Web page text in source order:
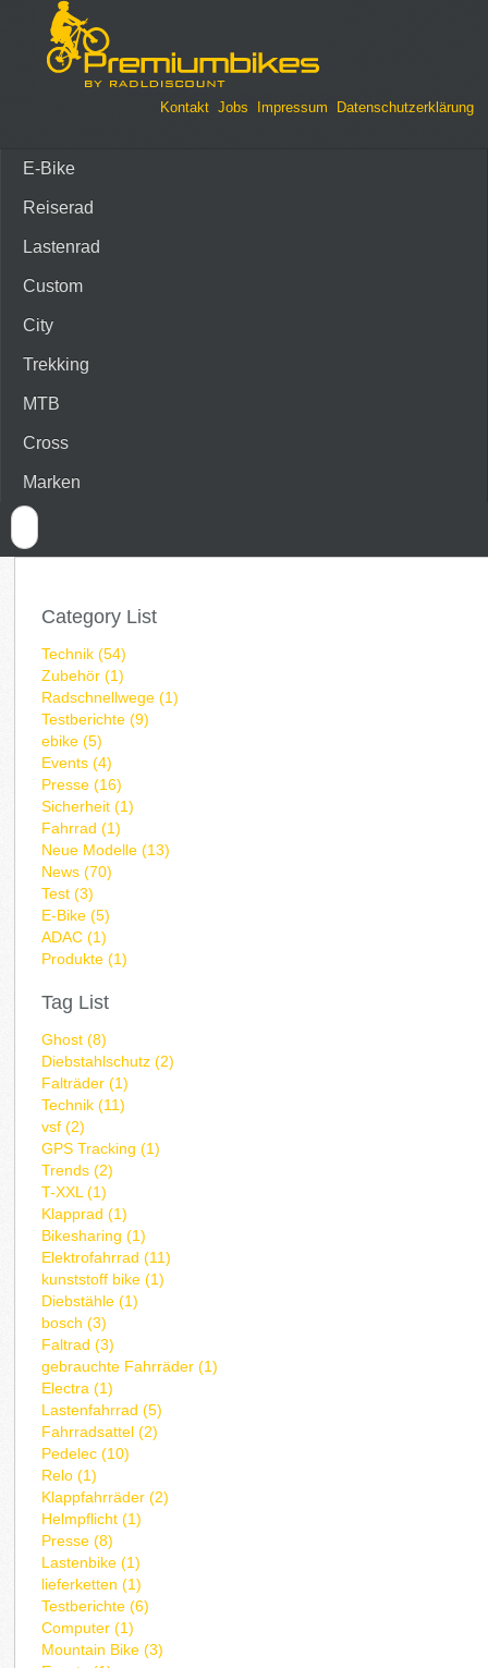
Kontakt Jobs Impressum Datenschutzerklärung
E-Bike
Reiserad
Lastenrad
Custom
City
Trekking
MTB
Cross
Marken
Category List
Technik (54)
Zubehör (1)
Radschnellwege (1)
Testberichte (9)
ebike (5)
Events (4)
Presse (16)
Sicherheit (1)
Fahrrad (1)
Neue Modelle (13)
News (70)
Test (3)
E-Bike (5)
ADAC (1)
Produkte (1)
Tag List
Ghost (8)
Diebstahlschutz (2)
Falträder (1)
Technik (11)
vsf (2)
GPS Tracking (1)
Trends (2)
T-XXL (1)
Klapprad (1)
Bikesharing (1)
Elektrofahrrad (11)
kunststoff bike (1)
Diebstähle (1)
bosch (3)
Faltrad (3)
gebrauchte Fahrräder (1)
Electra (1)
Lastenfahrrad (5)
Fahrradsattel (2)
Pedelec (10)
Relo (1)
Klappfahrräder (2)
Helmpflicht (1)
Presse (8)
Lastenbike (1)
lieferketten (1)
Testberichte (6)
Computer (1)
Mountain Bike (3)